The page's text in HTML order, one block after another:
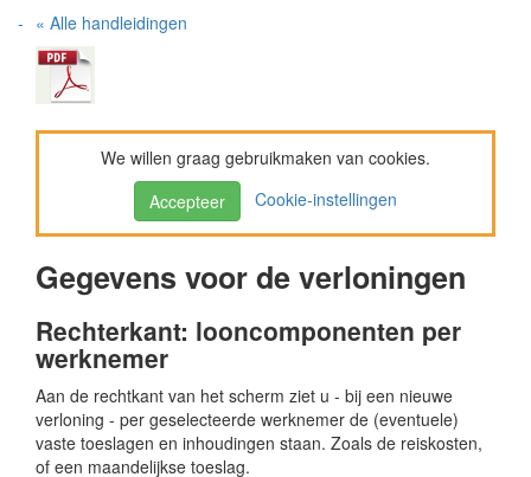
« Alle handleidingen
We willen graag gebruikmaken van cookies.
Accepteer
Cookie-instellingen
Gegevens voor de verloningen
Rechterkant: looncomponenten per
werknemer
Aan de rechtkant van het scherm ziet u - bij een nieuwe
verloning - per geselecteerde werknemer de (eventuele)
vaste toeslagen en inhoudingen staan. Zoals de reiskosten,
of een maandelijkse toeslag.